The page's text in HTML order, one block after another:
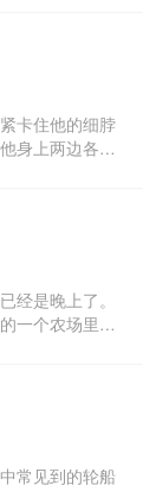
谈判，把所有
对我说过，城
多匹马。我估
少需要六十匹
卡住他的细脖
身上两边各挂
个也是最好的
原来是假发，
。
经是晚上了。
一个农场里，
修补一下，
是我的长靴，
前那么服服帖
拉，几乎都拉
常见到的轮船